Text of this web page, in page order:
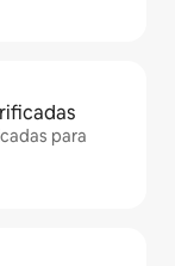
para